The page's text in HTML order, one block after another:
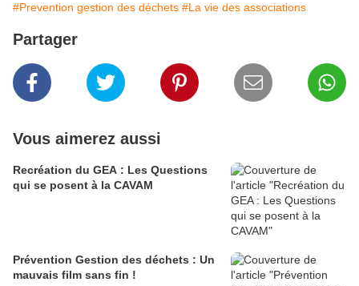
#Prevention gestion des déchets #La vie des associations
Partager
Vous aimerez aussi
Recréation du GEA : Les Questions
qui se posent à la CAVAM
Prévention Gestion des déchets : Un
mauvais film sans fin !